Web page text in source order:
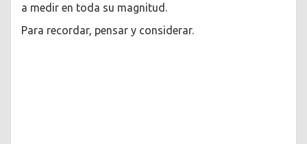
a medir en toda su magnitud.
Para recordar, pensar y considerar.